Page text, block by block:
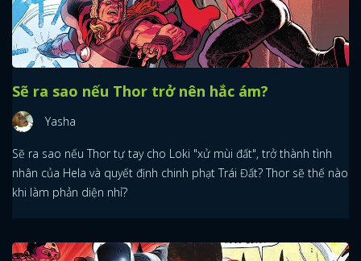
Sẽ ra sao nếu Thor trở nên hắc ám?
Yasha
Sẽ ra sao nếu Thor tự tay cho Loki "xử mùi đất", trở thành tình
nhân của Hela và quyết định chinh phạt Trái Đất? Thor sẽ thế nào
khi làm phản diện nhỉ?